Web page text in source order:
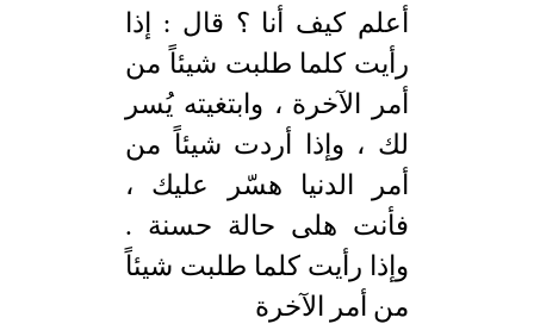
أعلم كيف أنا ؟ قال : إذا
رأيت كلما طلبت شيئاً من
أمر الآخرة ، وابتغيته يُسر
لك ، وإذا أردت شيئاً من
أمر الدنيا هسّر عليك ،
فأنت هلى حالة حسنة .
وإذا رأيت كلما طلبت شيئاً
من أمر الآخرة